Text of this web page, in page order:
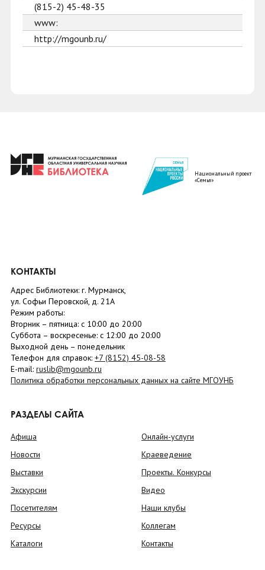
(815-2) 45-48-35
www:
http://mgounb.ru/
Национальный проект
«Семья»
КОНТАКТЫ
Адрес Библиотеки: г. Мурманск,
ул. Софьи Перовской, д. 21А
Режим работы:
Вторник – пятница: с 10:00 до 20:00
Суббота – воскресенье: c 12:00 до 20:00
Выходной день – понедельник
Телефон для справок: +7 (8152) 45-08-58
E-mail: ruslib@mgounb.ru
Политика обработки персональных данных на сайте МГОУНБ
РАЗДЕЛЫ САЙТА
Афиша
Новости
Выставки
Экскурсии
Посетителям
Ресурсы
Каталоги
Онлайн-услуги
Краеведение
Проекты. Конкурсы
Видео
Наши клубы
Коллегам
Контакты